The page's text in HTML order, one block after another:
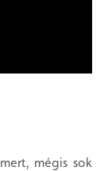
mégis sok